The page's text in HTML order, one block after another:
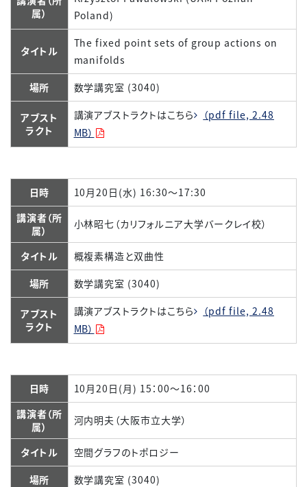
属）
Poland)
タイトル
The fixed point sets of group actions on
manifolds
場所
数学講究室 (3040)
アブスト
ラクト
講演アブストラクトはこちら
（pdf file, 2.48
MB）
日時
10月20日(水) 16:30～17:30
講演者（所
属）
小林昭七（カリフォルニア大学バークレイ校）
タイトル
概複素構造と双曲性
場所
数学講究室 (3040)
アブスト
ラクト
講演アブストラクトはこちら
（pdf file, 2.48
MB）
日時
10月20日(月) 15：00～16：00
講演者（所
属）
河内明夫（大阪市立大学）
タイトル
空間グラフのトポロジー
場所
数学講究室 (3040)